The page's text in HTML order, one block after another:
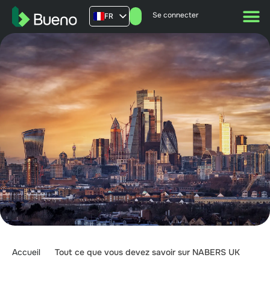
FR
AU
US
UK
Se connecter
Accueil Tout ce que vous devez savoir sur NABERS UK